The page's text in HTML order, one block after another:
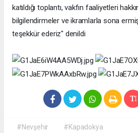
katıldığı toplantı, vakfın faaliyetleri
bilgilendirmeler ve ikramlarla sona
teşekkür ederiz" denildi
#Nevşehir
#Kapadokya